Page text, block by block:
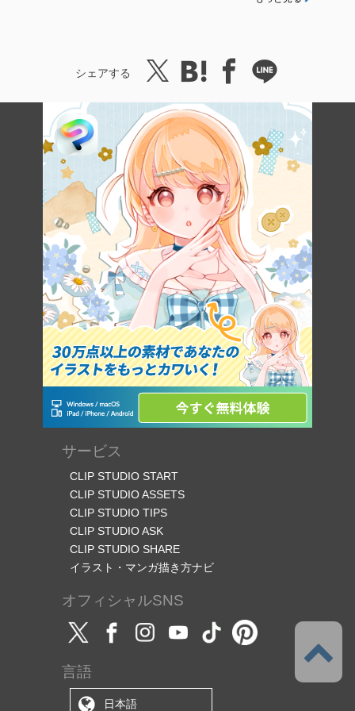
シェアする
サービス
CLIP STUDIO START
CLIP STUDIO ASSETS
CLIP STUDIO TIPS
CLIP STUDIO ASK
CLIP STUDIO SHARE
イラスト・マンガ描き方ナビ
オフィシャルSNS
言語
日本語